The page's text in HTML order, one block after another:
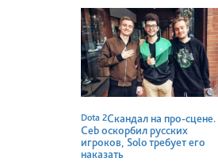
Dota 2Скандал на про-сцене.
Ceb оскорбил русских
игроков, Solo требует его
наказать